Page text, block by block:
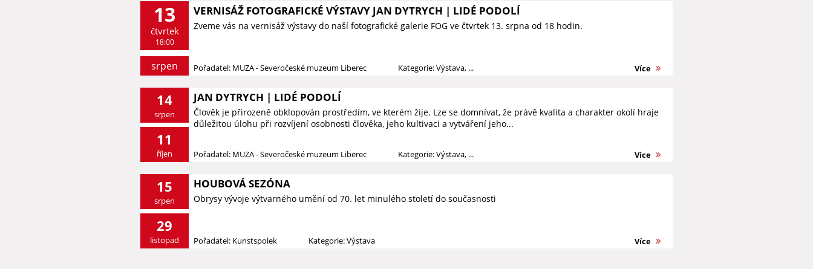
13
čtvrtek
18:00
srpen
VERNISÁŽ FOTOGRAFICKÉ VÝSTAVY JAN DYTRYCH | LIDÉ PODOLÍ
Zveme vás na vernisáž výstavy do naší fotografické galerie FOG ve čtvrtek 13. srpna od 18 hodin.
Pořadatel: MUZA - Severočeské muzeum Liberec Kategorie: Výstava, ... Více
14
srpen
11
říjen
JAN DYTRYCH | LIDÉ PODOLÍ
Člověk je přirozeně obklopován prostředím, ve kterém žije. Lze se domnívat, že právě kvalita a charakter okolí hraje
důležitou úlohu při rozvíjení osobnosti člověka, jeho kultivaci a vytváření jeho...
Pořadatel: MUZA - Severočeské muzeum Liberec Kategorie: Výstava, ... Více
15
srpen
29
listopad
HOUBOVÁ SEZÓNA
Obrysy vývoje výtvarného umění od 70. let minulého století do současnosti
Pořadatel: Kunstspolek Kategorie: Výstava Více